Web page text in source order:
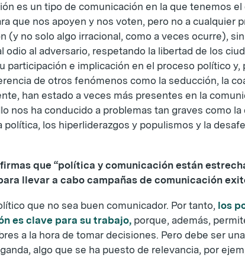
es un tipo de comunicación en la que tenemos
que nos apoyen y nos voten, pero no a cualquier
(y no solo algo irracional, como a veces ocurre),
odio al adversario, respetando la libertad de los
participación e implicación en el proceso político y,
de otros fenómenos como la seducción, la
han estado a veces más presentes en la
nos ha conducido a problemas tan graves como
política, los hiperliderazgos y populismos y la
que “política y comunicación están
llevar a cabo campañas de comunicación
que no sea buen comunicador. Por tanto, los
es clave para su trabajo, porque, además,
a la hora de tomar decisiones. Pero debe ser
algo que se ha puesto de relevancia, por